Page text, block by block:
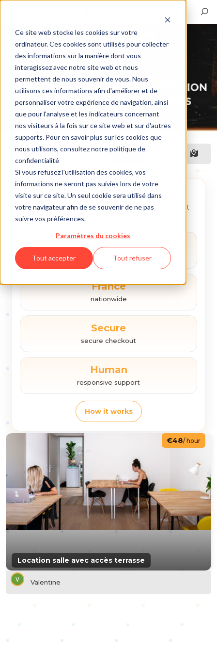
Ce site web stocke les cookies sur votre
ordinateur. Ces cookies sont utilisés pour collecter
des informations sur la manière dont vous
interagissez avec notre site web et nous
permettent de nous souvenir de vous. Nous
utilisons ces informations afin d'améliorer et de
personnaliser votre expérience de navigation, ainsi
que pour l'analyse et les indicateurs concernant
nos visiteurs à la fois sur ce site web et sur d'autres
supports. Pour en savoir plus sur les cookies que
nous utilisons, consultez notre politique de
confidentialité
Si vous refusez l'utilisation des cookies, vos
informations ne seront pas suivies lors de votre
visite sur ce site. Un seul cookie sera utilisé dans
votre navigateur afin de se souvenir de ne pas
suivre vos préférences.
Paramètres du cookies
Tout accepter Tout refuser
Filter
Why book with IZYSHOW?
A marketplace designed to help you find the right
rehearsal space quickly.
180+
spaces
France
nationwide
Secure
secure checkout
Human
responsive support
How it works
Location salle avec accès terrasse
€48/ hour
Valentine